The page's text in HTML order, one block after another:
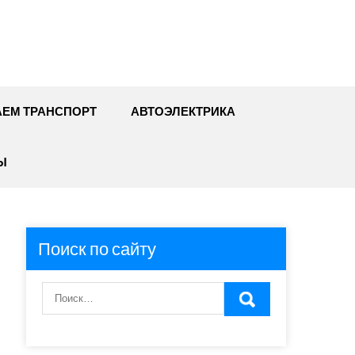
ТРАНСПОРТ АВТОЭЛЕКТРИКА
Поиск по сайту